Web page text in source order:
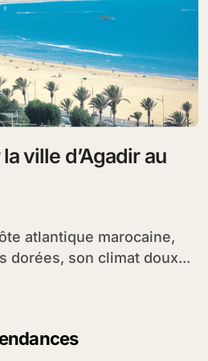
ville d’Agadir au
dorées, son climat doux...